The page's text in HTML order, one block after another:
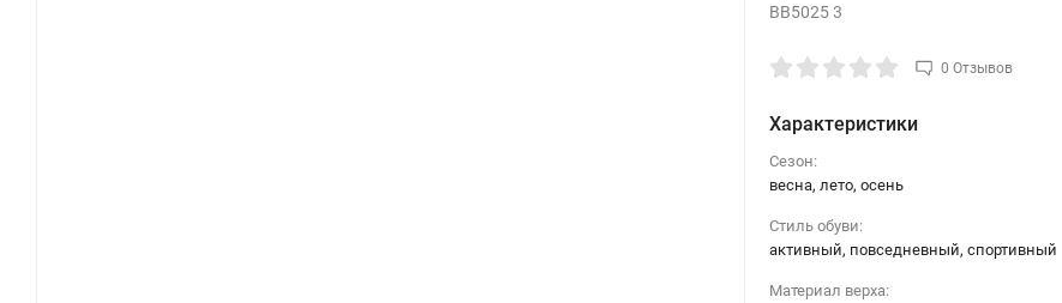
BB5025 3
0 Отзывов
Характеристики
Сезон:
весна, лето, осень
Стиль обуви:
активный, повседневный, спортивный
Материал верха: